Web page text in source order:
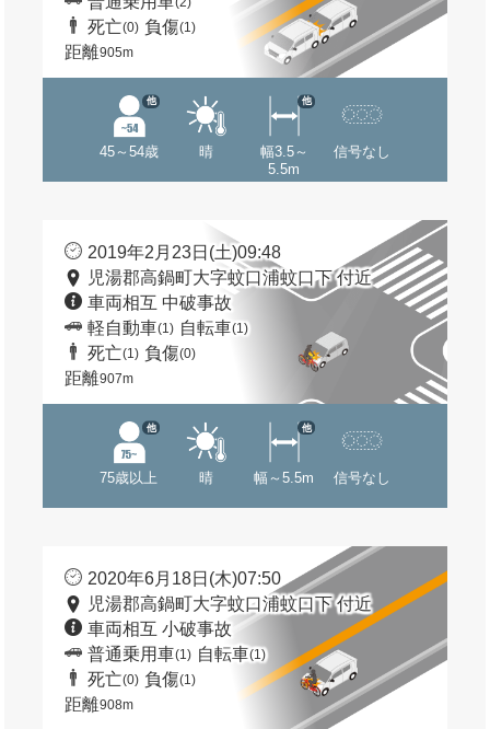
死亡(0) 負傷(1)
距離905m
45～54歳
他
晴
幅3.5～
5.5m
他
信号なし
2019年2月23日(土)09:48
児湯郡高鍋町大字蚊口浦蚊口下 付近
車両相互 中破事故
軽自動車(1) 自転車(1)
死亡(1) 負傷(0)
距離907m
75歳以上
他
晴 幅～5.5m
他
信号なし
2020年6月18日(木)07:50
児湯郡高鍋町大字蚊口浦蚊口下 付近
車両相互 小破事故
普通乗用車(1) 自転車(1)
死亡(0) 負傷(1)
距離908m